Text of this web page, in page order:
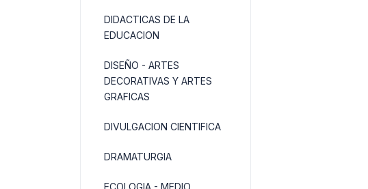
DIDACTICAS DE LA
EDUCACION
DISEÑO - ARTES
DECORATIVAS Y ARTES
GRAFICAS
DIVULGACION CIENTIFICA
DRAMATURGIA
ECOLOGIA - MEDIO